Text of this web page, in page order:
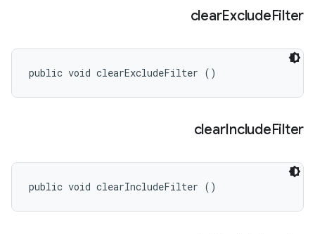
clearExcludeFilter
public void clearExcludeFilter ()
clearIncludeFilter
public void clearIncludeFilter ()